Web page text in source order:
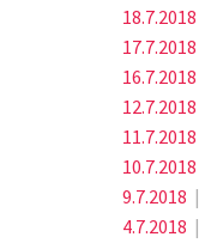
18.7.2018
17.7.2018
16.7.2018
12.7.2018
11.7.2018
10.7.2018
9.7.2018 |
4.7.2018 |